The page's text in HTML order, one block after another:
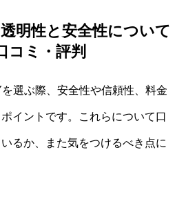
明性と安全性について
コミ・評判
選ぶ際、安全性や信頼性、料金
イントです。これらについて口
るか、また気をつけるべき点に